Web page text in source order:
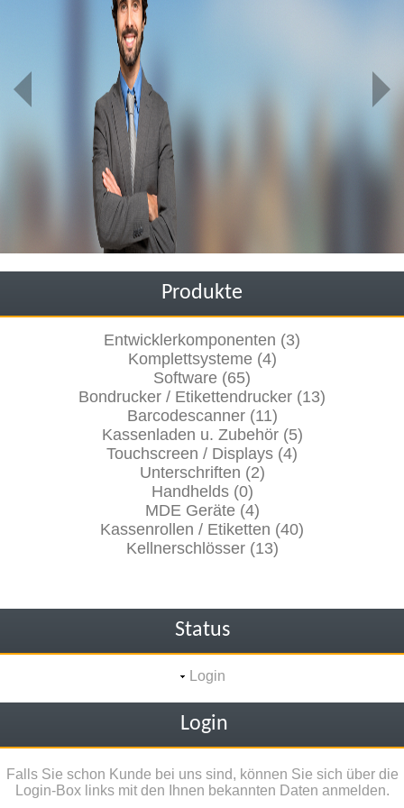
Produkte
Entwicklerkomponenten (3)
Komplettsysteme (4)
Software (65)
Bondrucker / Etikettendrucker (13)
Barcodescanner (11)
Kassenladen u. Zubehör (5)
Touchscreen / Displays (4)
Unterschriften (2)
Handhelds (0)
MDE Geräte (4)
Kassenrollen / Etiketten (40)
Kellnerschlösser (13)
Status
Login
Login
Falls Sie schon Kunde bei uns sind, können Sie sich über die
Login-Box links mit den Ihnen bekannten Daten anmelden.